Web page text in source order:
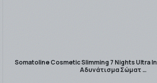
Somatoline Cosmetic Slimming 7 Nights Ultra
Αδυνάτισμα Σώματ …